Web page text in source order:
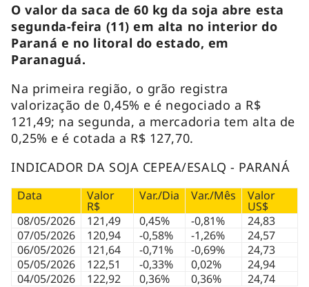
O valor da saca de 60 kg da soja abre esta
segunda-feira (11) em alta no interior do
Paraná e no litoral do estado, em
Paranaguá.
Na primeira região, o grão registra
valorização de 0,45% e é negociado a R$
121,49; na segunda, a mercadoria tem alta de
0,25% e é cotada a R$ 127,70.
INDICADOR DA SOJA CEPEA/ESALQ - PARANÁ
Data Valor
R$
Var./Dia Var./Mês Valor
US$
08/05/2026
121,49 0,45% -0,81%
24,83
07/05/2026
120,94 -0,58% -1,26%
24,57
06/05/2026
121,64 -0,71% -0,69%
24,73
05/05/2026
122,51 -0,33% 0,02%
24,94
04/05/2026
122,92 0,36% 0,36% 24,74